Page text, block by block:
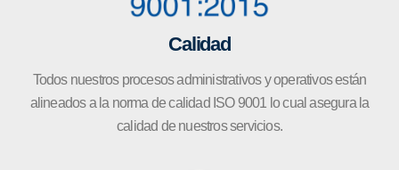
Calidad
Todos nuestros procesos administrativos y operativos están
alineados a la norma de calidad ISO 9001 lo cual asegura la
calidad de nuestros servicios.